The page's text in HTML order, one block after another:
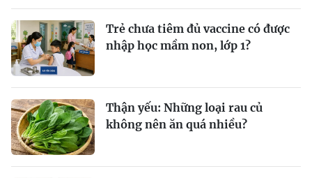
Trẻ chưa tiêm đủ vaccine có được
nhập học mầm non, lớp 1?
Thận yếu: Những loại rau củ
không nên ăn quá nhiều?